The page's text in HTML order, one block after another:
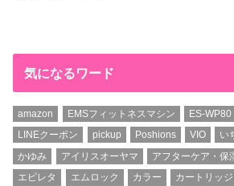
気になるワード
amazon EMSフィットネスマシン ES-WP80
LINEクーポン
pickup Poshions VIO い
かゆみ
アイリスオーヤマ アフターケア・保
エピレタ
エムロック カラー カートリッジ